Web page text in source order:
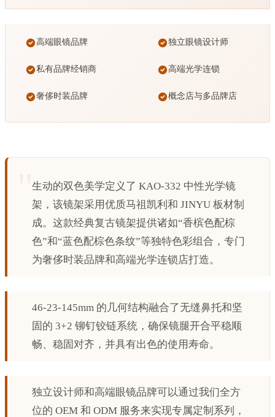
高端眼镜品牌 独立眼镜设计师
私有品牌经销商 高端光学连锁
奢侈时装品牌 概念店与多品牌店
生动的双色美学定义了 KAO-332 中性光学镜
架，该镜架采用优质马祖凯利和 JINYU 板材制
成。这款经典复古镜架提供诸如“香槟色配棕
色”和“蓝色配棕色条纹”等独特色彩组合，专门
为奢侈时装品牌和高端光学连锁店打造。
46-23-145mm 的几何结构融合了无缝鼻托和坚
固的 3+2 铆钉铰链系统，确保镜腿开合平稳顺
畅、稳固对齐，并具有出色的使用寿命。
独立设计师和高端眼镜品牌可以通过我们全方
位的 OEM 和 ODM 服务来实现专属定制系列，